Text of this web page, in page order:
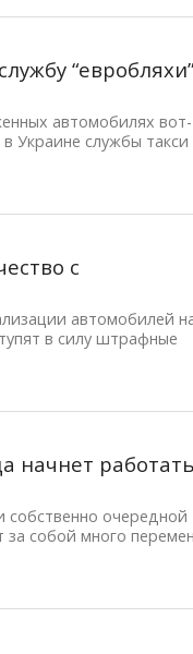
автомобилях вот-
Украине службы такси
с
автомобилей
в силу штрафные
начнет
очередной
за собой много